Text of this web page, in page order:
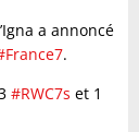
a annoncé
.
#RWC7s et 1